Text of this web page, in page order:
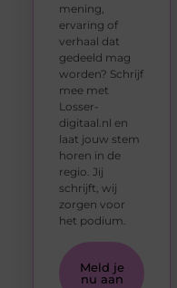
mening,
ervaring of
verhaal dat
gedeeld mag
worden? Schrijf
mee met
Losser-
digitaal.nl en
laat jouw stem
horen in de
regio. Jij
schrijft, wij
zorgen voor
het podium.
Meld je
nu aan